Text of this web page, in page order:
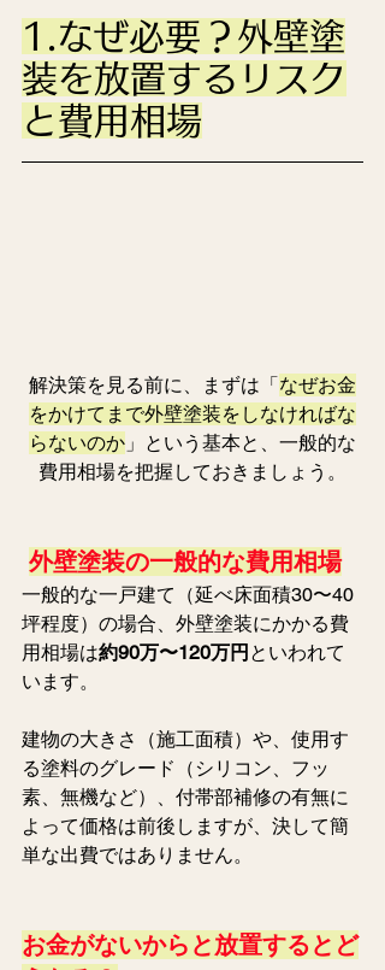
1.なぜ必要？外壁塗
装を放置するリスク
と費用相場
解決策を見る前に、まずは「なぜお金
をかけてまで外壁塗装をしなければな
らないのか 」という基本と、一般的な
費用相場を把握しておきましょう。
外壁塗装の一般的な費用相場
一般的な一戸建て（延べ床面積30〜40
坪程度）の場合、外壁塗装にかかる費
用相場は約90万〜120万円 といわれて
います。
建物の大きさ（施工面積）や、使用す
る塗料のグレード（シリコン、フッ
素、無機など）、付帯部補修の有無に
よって価格は前後しますが、決して簡
単な出費ではありません。
お金がないからと放置するとど